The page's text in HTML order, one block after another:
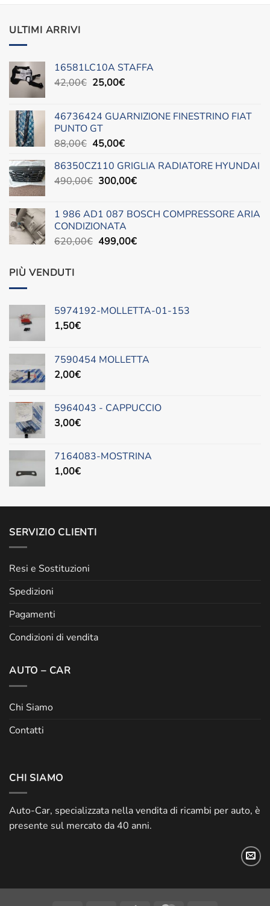
ULTIMI ARRIVI
16581LC10A STAFFA
42,00€ Il
era:
42,00€.
25,00€Il
è:
46736424 GUARNIZIONE FINESTRINO FIAT
PUNTO GT
88,00€ Il
originale
era:
45,00€Il
attuale
è:
86350CZ110 GRIGLIA RADIATORE HYUNDAI
490,00€ Il
era:
490,00€.
300,00€Il
è:
1 986 AD1 087 BOSCH COMPRESSORE ARIA
CONDIZIONATA
620,00€ Il
499,00€Il
PIÙ VENDUTI
5974192-MOLLETTA-01-153
1,50€
7590454 MOLLETTA
2,00€
5964043 - CAPPUCCIO
3,00€
7164083-MOSTRINA
1,00€
SERVIZIO CLIENTI
Resi e Sostituzioni
Spedizioni
Pagamenti
Condizioni di vendita
AUTO – CAR
Chi Siamo
Contatti
CHI SIAMO
Auto-Car, specializzata nella vendita di ricambi per auto, è
presente sul mercato da 40 anni.